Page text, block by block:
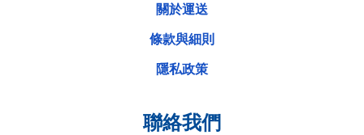
關於運送
條款與細則
隱私政策
聯絡我們